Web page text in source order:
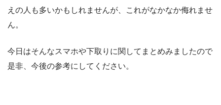
えの人も多いかもしれませんが、これがなかなか侮れませ
ん。
今日はそんなスマホや下取りに関してまとめみましたので
是非、今後の参考にしてください。